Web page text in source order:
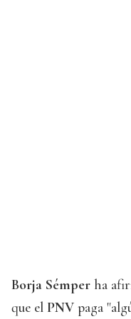
Borja Sémper ha
que el PNV paga